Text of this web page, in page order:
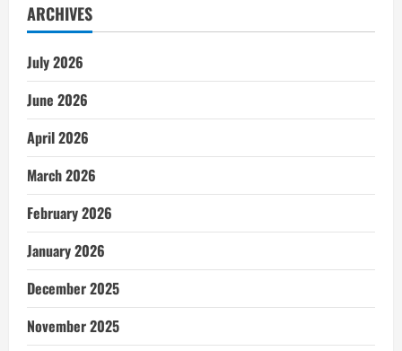
ARCHIVES
July 2026
June 2026
April 2026
March 2026
February 2026
January 2026
December 2025
November 2025